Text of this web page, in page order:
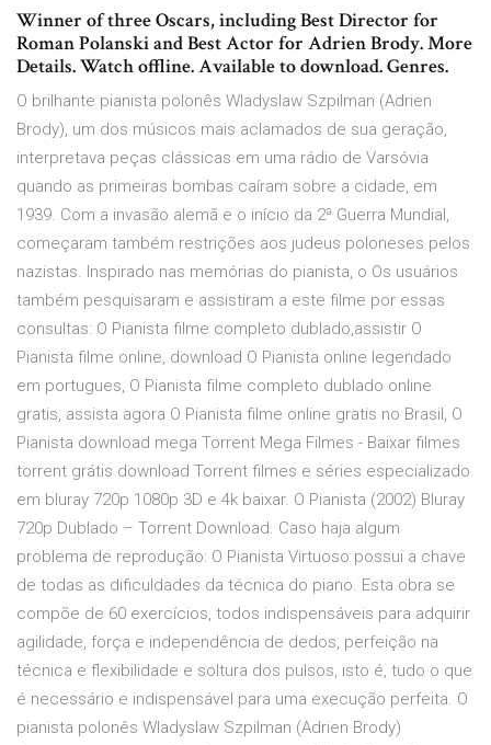
Winner of three Oscars, including Best Director for
Roman Polanski and Best Actor for Adrien Brody. More
Details. Watch offline. Available to download. Genres.
O brilhante pianista polonês Wladyslaw Szpilman (Adrien
Brody), um dos músicos mais aclamados de sua geração,
interpretava peças clássicas em uma rádio de Varsóvia
quando as primeiras bombas caíram sobre a cidade, em
1939. Com a invasão alemã e o início da 2ª Guerra Mundial,
começaram também restrições aos judeus poloneses pelos
nazistas. Inspirado nas memórias do pianista, o Os usuários
também pesquisaram e assistiram a este filme por essas
consultas: O Pianista filme completo dublado,assistir O
Pianista filme online, download O Pianista online legendado
em portugues, O Pianista filme completo dublado online
gratis, assista agora O Pianista filme online gratis no Brasil, O
Pianista download mega Torrent Mega Filmes - Baixar filmes
torrent grátis download Torrent filmes e séries especializado
em bluray 720p 1080p 3D e 4k baixar. O Pianista (2002) Bluray
720p Dublado – Torrent Download. Caso haja algum
problema de reprodução: O Pianista Virtuoso possui a chave
de todas as dificuldades da técnica do piano. Esta obra se
compõe de 60 exercícios, todos indispensáveis para adquirir
agilidade, força e independência de dedos, perfeição na
técnica e flexibilidade e soltura dos pulsos, isto é, tudo o que
é necessário e indispensável para uma execução perfeita. O
pianista polonês Wladyslaw Szpilman (Adrien Brody)